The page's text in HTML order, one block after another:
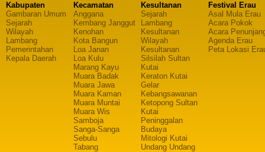
Kabupaten
Gambaran Umum
Sejarah
Wilayah
Lambang
Pemerintahan
Kepala Daerah
Kecamatan
Anggana
Kembang Janggut
Kenohan
Kota Bangun
Loa Janan
Loa Kulu
Marang Kayu
Muara Badak
Muara Jawa
Muara Kaman
Muara Muntai
Muara Wis
Samboja
Sanga-Sanga
Sebulu
Tabang
Kesultanan
Sejarah
Lambang
Kesultanan
Wilayah
Kesultanan
Silsilah Sultan
Kutai
Keraton Kutai
Gelar
Kebangsawanan
Ketopong Sultan
Kutai
Peninggalan
Budaya
Mitologi Kutai
Undang Undang
Festival Erau
Asal Mula Erau
Acara Pokok
Acara
Agenda Erau
Peta Lokasi